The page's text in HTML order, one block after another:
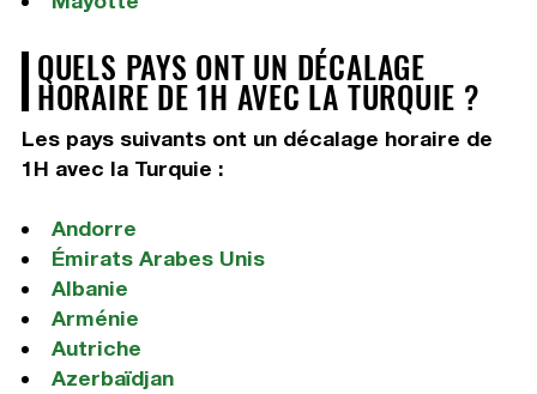
QUELS PAYS ONT UN DÉCALAGE
HORAIRE DE 1H AVEC LA TURQUIE ?
Les pays suivants ont un décalage horaire de
1H avec la Turquie :
Andorre
Émirats Arabes Unis
Albanie
Arménie
Autriche
Azerbaïdjan